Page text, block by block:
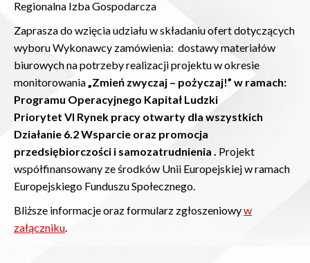
Regionalna Izba Gospodarcza
Zaprasza do wzięcia udziału w składaniu ofert dotyczących
wyboru Wykonawcy zamówienia: dostawy materiałów
biurowych na potrzeby realizacji projektu w okresie
monitorowania„Zmień zwyczaj – pożyczaj!” w ramach:
Programu Operacyjnego Kapitał Ludzki
Priorytet VI Rynek pracy otwarty dla wszystkich
Działanie 6.2 Wsparcie oraz promocja
przedsiębiorczości i samozatrudnienia . Projekt
współfinansowany ze środków Unii Europejskiej w ramach
Europejskiego Funduszu Społecznego.
Bliższe informacje oraz formularz zgłoszeniowyw
załączniku.